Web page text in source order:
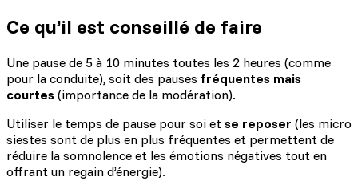
Ce qu’il est conseillé de faire
Une pause de 5 à 10 minutes toutes les 2 heures (comme
pour la conduite), soit des pauses fréquentes mais
courtes (importance de la modération).
Utiliser le temps de pause pour soi et se reposer (les micro
siestes sont de plus en plus fréquentes et permettent de
réduire la somnolence et les émotions négatives tout en
offrant un regain d’énergie).